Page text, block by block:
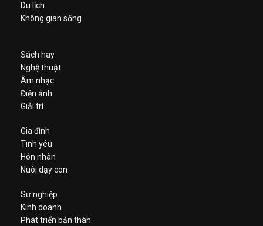
Du lịch
Không gian sống
Sách hay
Nghệ thuật
Âm nhạc
Điện ảnh
Giải trí
Gia đình
Tình yêu
Hôn nhân
Nuôi dạy con
Sự nghiệp
Kinh doanh
Phát triển bản thân